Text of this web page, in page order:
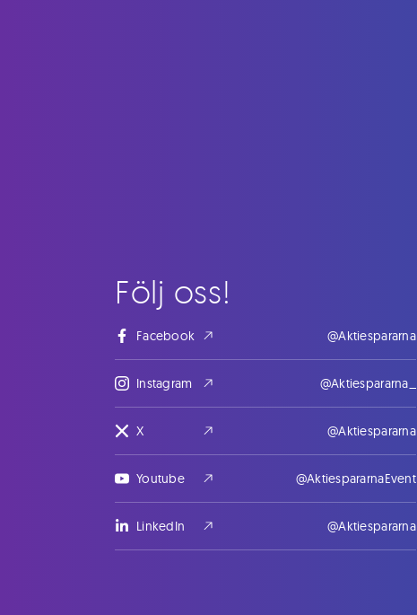
Följ oss!
Facebook @Aktiespararna
Instagram @Aktiespararna_
X @Aktiespararna
Youtube @AktiespararnaEvent
LinkedIn @Aktiespararna